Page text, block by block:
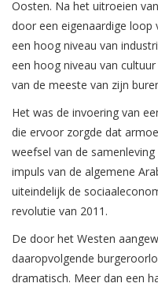
Oosten. Na het uitroeien
door een eigenaardige
een hoog niveau van
een hoog niveau van
van de meeste van zijn
Het was de invoering van
die ervoor zorgde dat
weefsel van de
impuls van de algemene
uiteindelijk de
revolutie van 2011.
De door het Westen
daaropvolgende
dramatisch. Meer dan een